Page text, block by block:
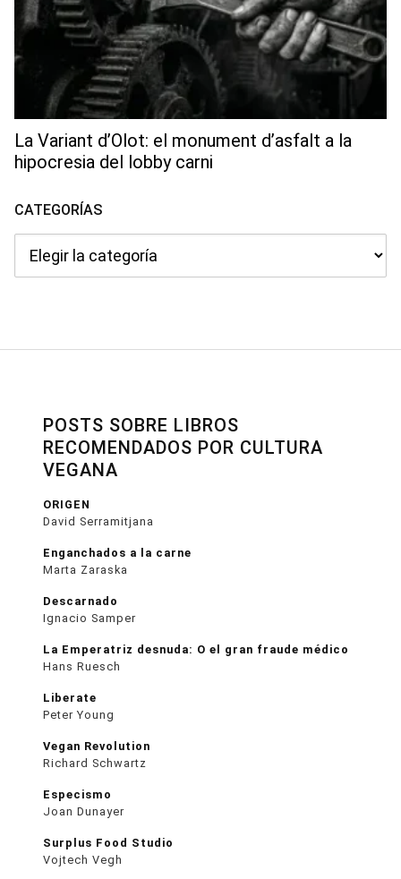
La Variant d’Olot: el monument d’asfalt a la
hipocresia del lobby carni
CATEGORÍAS
POSTS SOBRE LIBROS
RECOMENDADOS POR CULTURA
VEGANA
ORIGEN
David Serramitjana
Enganchados a la carne
Marta Zaraska
Descarnado
Ignacio Samper
La Emperatriz desnuda: O el gran fraude médico
Hans Ruesch
Liberate
Peter Young
Vegan Revolution
Richard Schwartz
Especismo
Joan Dunayer
Surplus Food Studio
Vojtech Vegh